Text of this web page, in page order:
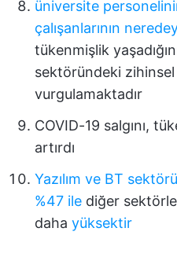
üniversite
çalışanlarının
tükenmişlik
sektöründeki zihinsel
vurgulamaktadır
COVID-19 salgını,
artırdı
Yazılım ve BT
%47 ile diğer
daha yüksektir